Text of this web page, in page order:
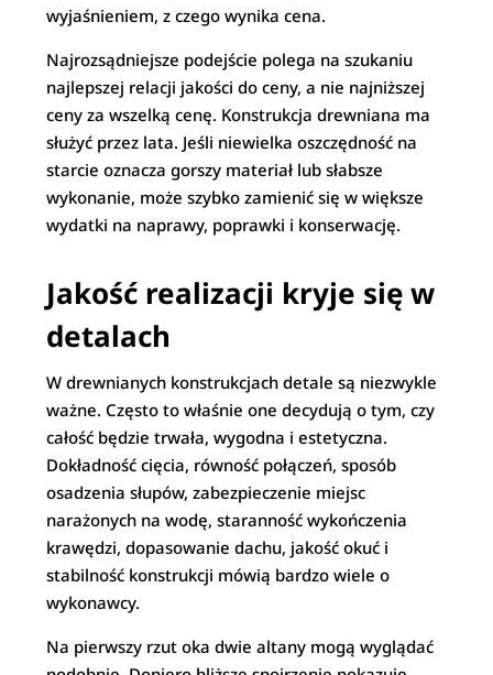
wyjaśnieniem, z czego wynika cena.
Najrozsądniejsze podejście polega na szukaniu
najlepszej relacji jakości do ceny, a nie najniższej
ceny za wszelką cenę. Konstrukcja drewniana ma
służyć przez lata. Jeśli niewielka oszczędność na
starcie oznacza gorszy materiał lub słabsze
wykonanie, może szybko zamienić się w większe
wydatki na naprawy, poprawki i konserwację.
Jakość realizacji kryje się w
detalach
W drewnianych konstrukcjach detale są niezwykle
ważne. Często to właśnie one decydują o tym, czy
całość będzie trwała, wygodna i estetyczna.
Dokładność cięcia, równość połączeń, sposób
osadzenia słupów, zabezpieczenie miejsc
narażonych na wodę, staranność wykończenia
krawędzi, dopasowanie dachu, jakość okuć i
stabilność konstrukcji mówią bardzo wiele o
wykonawcy.
Na pierwszy rzut oka dwie altany mogą wyglądać